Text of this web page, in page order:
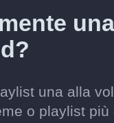
una alla
o playlist